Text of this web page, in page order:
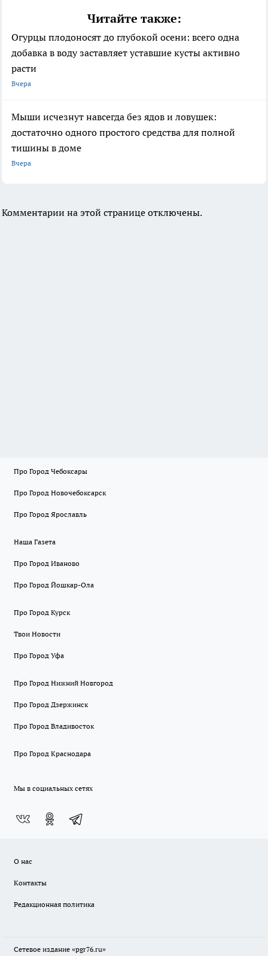
Читайте также:
Огурцы плодоносят до глубокой осени: всего одна
добавка в воду заставляет уставшие кусты активно
расти
Вчера
Мыши исчезнут навсегда без ядов и ловушек:
достаточно одного простого средства для полной
тишины в доме
Вчера
Комментарии на этой странице отключены.
Про Город Чебоксары
Про Город Новочебоксарск
Про Город Ярославль
Наша Газета
Про Город Иваново
Про Город Йошкар-Ола
Про Город Курск
Твои Новости
Про Город Уфа
Про Город Нижний Новгород
Про Город Дзержинск
Про Город Владивосток
Про Город Краснодара
Мы в социальных сетях
О нас
Контакты
Редакционная политика
Сетевое издание «pgr76.ru»